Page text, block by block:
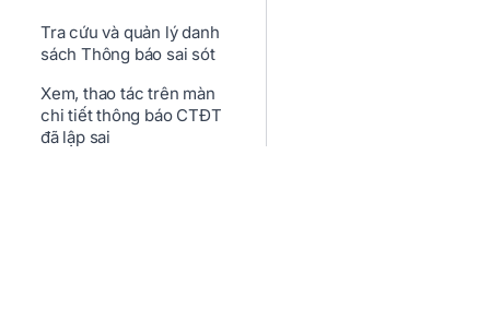
Tra cứu và quản lý danh
sách Thông báo sai sót
Xem, thao tác trên màn
chi tiết thông báo CTĐT
đã lập sai